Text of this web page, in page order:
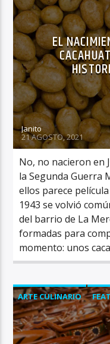
EL
Janito
21 AGOSTO, 2021
No, no nacieron en
la Segunda Guerra
ellos parece
1943 se volvió
del barrio de La
formadas para
momento: unos
ARTE CULINARIO